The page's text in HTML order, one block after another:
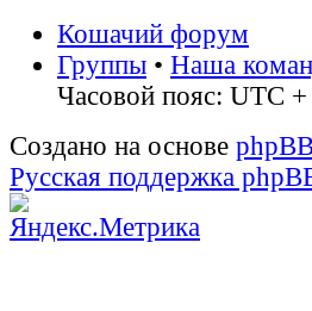
Кошачий форум
Группы • Наша
Часовой пояс: UTC +
Создано на основе
Русская поддержка